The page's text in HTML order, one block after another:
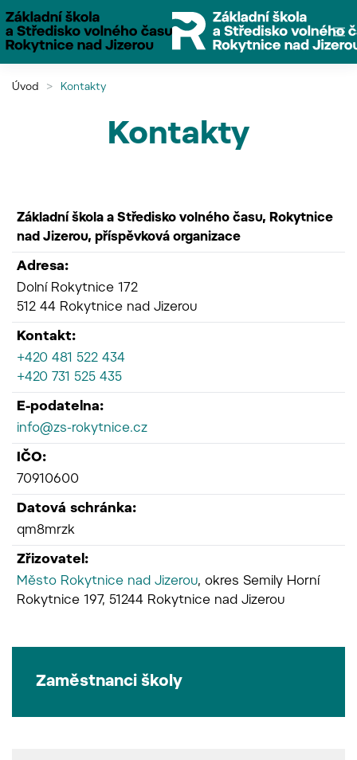
Přejít na hlavní obsah
Úvod Kontakty
Kontakty
Základní škola a Středisko volného času, Rokytnice
nad Jizerou, příspěvková organizace
Adresa:
Dolní Rokytnice 172
512 44 Rokytnice nad Jizerou
Kontakt:
+420 481 522 434
+420 731 525 435
E-podatelna:
info@zs-rokytnice.cz
IČO:
70910600
Datová schránka:
qm8mrzk
Zřizovatel:
Město Rokytnice nad Jizerou, okres Semily Horní
Rokytnice 197, 51244 Rokytnice nad Jizerou
Zaměstnanci školy